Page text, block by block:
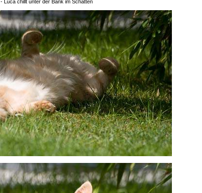
- Luca chillt unter der Bank im Schatten